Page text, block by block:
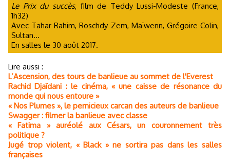
Le Prix du succès, film de Teddy Lussi-Modeste (France,
1h32)
Avec Tahar Rahim, Roschdy Zem, Maïwenn, Grégoire Colin,
Sultan...
En salles le 30 août 2017.
Lire aussi :
L’Ascension, des tours de banlieue au sommet de l'Everest
Rachid Djaïdani : le cinéma, « une caisse de résonance du
monde qui nous entoure »
« Nos Plumes », le pernicieux carcan des auteurs de banlieue
Swagger : filmer la banlieue avec classe
« Fatima » auréolé aux Césars, un couronnement très
politique ?
Jugé trop violent, « Black » ne sortira pas dans les salles
françaises